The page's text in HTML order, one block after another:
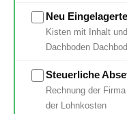
Neu
Kisten mit Inhalt
Dachboden
Steuerliche
Rechnung der
der Lohnkosten